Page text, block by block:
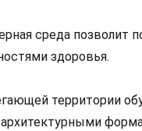
среда
здоровья.
территории